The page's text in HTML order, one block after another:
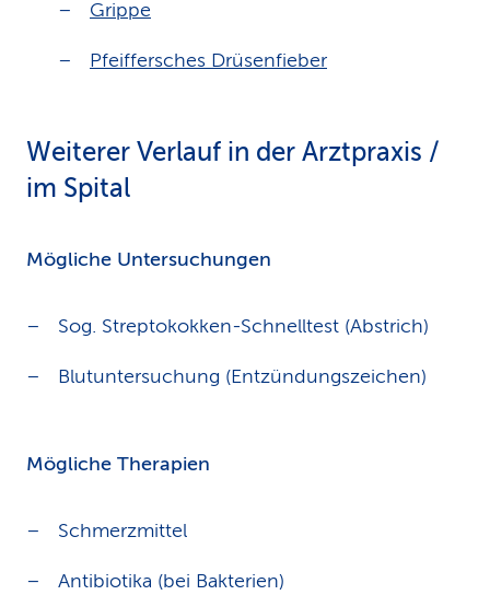
Grippe
Pfeiffersches Drüsenfieber
Weiterer Verlauf in der Arztpraxis /
im Spital
Mögliche Untersuchungen
Sog. Streptokokken-Schnelltest (Abstrich)
Blutuntersuchung (Entzündungszeichen)
Mögliche Therapien
Schmerzmittel
Antibiotika (bei Bakterien)